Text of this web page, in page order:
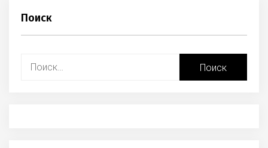
Поиск
Найти: